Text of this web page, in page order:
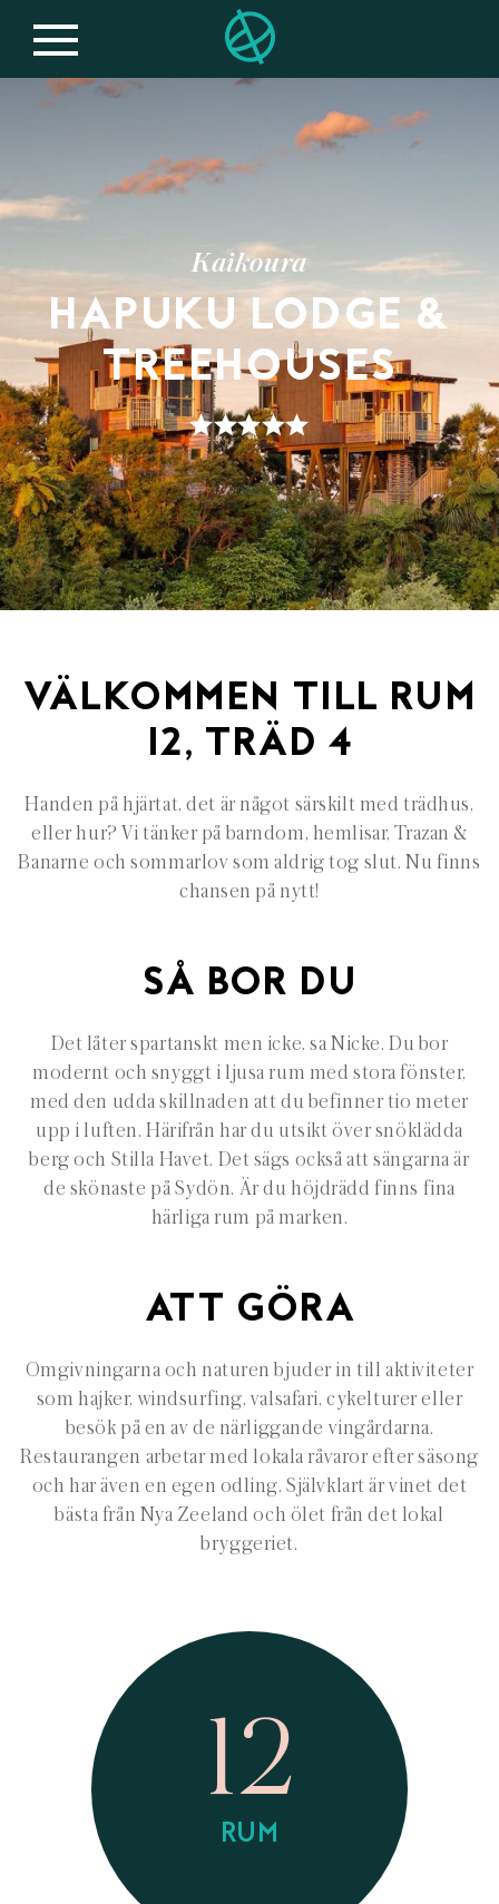
Kaikoura
HAPUKU LODGE &
TREEHOUSES
VÄLKOMMEN TILL RUM
12, TRÄD 4
Handen på hjärtat, det är något särskilt med trädhus,
eller hur? Vi tänker på barndom, hemlisar, Trazan &
Banarne och sommarlov som aldrig tog slut. Nu finns
chansen på nytt!
SÅ BOR DU
Det låter spartanskt men icke, sa Nicke. Du bor
modernt och snyggt i ljusa rum med stora fönster,
med den udda skillnaden att du befinner tio meter
upp i luften. Härifrån har du utsikt över snöklädda
berg och Stilla Havet. Det sägs också att sängarna är
de skönaste på Sydön. Är du höjdrädd finns fina
härliga rum på marken.
ATT GÖRA
Omgivningarna och naturen bjuder in till aktiviteter
som hajker, windsurfing, valsafari, cykelturer eller
besök på en av de närliggande vingårdarna.
Restaurangen arbetar med lokala råvaror efter säsong
och har även en egen odling. Självklart är vinet det
bästa från Nya Zeeland och ölet från det lokal
bryggeriet.
12
RUM